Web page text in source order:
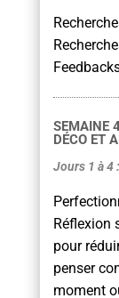
SEMAINE
DÉCO ET
Jours 1 à 4 :
Réflexion
pour
penser
moment